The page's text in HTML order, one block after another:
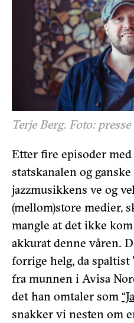
Terje Berg. Foto: presse
Etter fire episoder med
statskanalen og
jazzmusikkens ve og
(mellom)store medier,
mangle at det ikke
akkurat denne våren.
forrige helg, da spaltist
fra munnen i Avisa
det han omtaler som
snakker vi nesten om